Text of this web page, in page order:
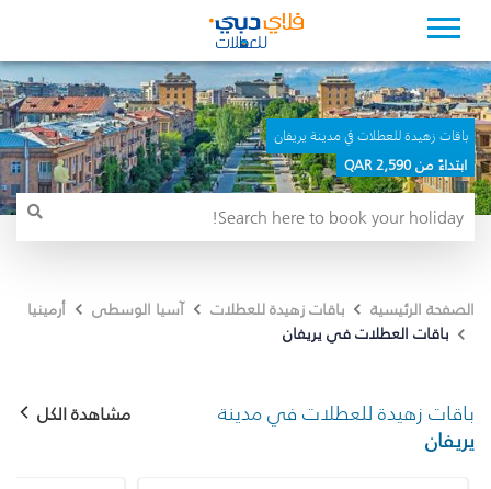
باقات زهيدة للعطلات في مدينة يريفان
ابتداءً من 2,590 QAR
الصفحة الرئيسية باقات زهيدة للعطلات آسيا الوسطى
أرمينيا
باقات العطلات في يريفان
باقات زهيدة للعطلات في مدينة
يريفان
مشاهدة الكل